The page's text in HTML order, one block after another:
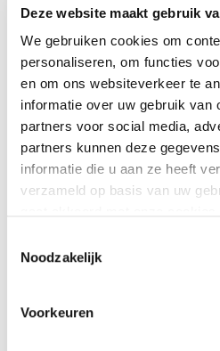
Deze website maakt gebruik
We gebruiken cookies om
personaliseren, om functies
en om ons websiteverkeer te
informatie over uw gebruik van
partners voor social media,
partners kunnen deze
informatie die u aan ze heeft
verzameld op basis van uw
Je kunt op elk moment je
of je toestemming intrekken.
het rechtmatig gebruik van
Noodzakelijk
Voorkeuren
Naarderheem vindt u
Kastanjehof. Hier kunt u
van de dagelijkse
weer even bij uzelf en op
Vanwege de bijzondere
ruimte zich prima voor
voor intieme concerten of
vragen verwijzen wij u